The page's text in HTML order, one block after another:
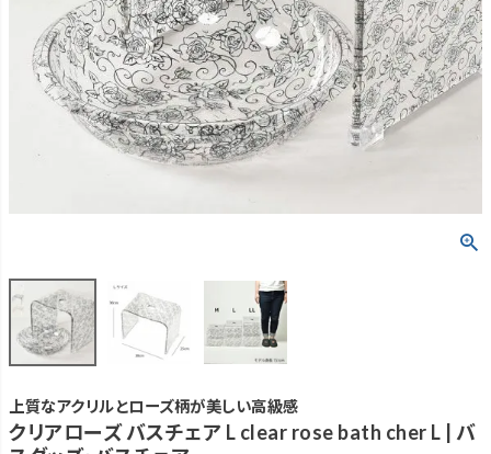
上質なアクリルとローズ柄が美しい高級感
クリアローズ バスチェア L clear rose bath cher L | バ